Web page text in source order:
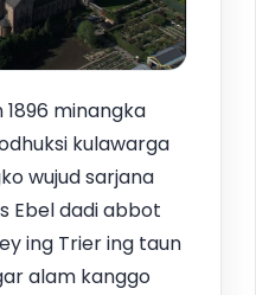
1896 minangka
kulawarga
wujud sarjana
Ebel dadi abbot
ing Trier ing taun
alam kanggo